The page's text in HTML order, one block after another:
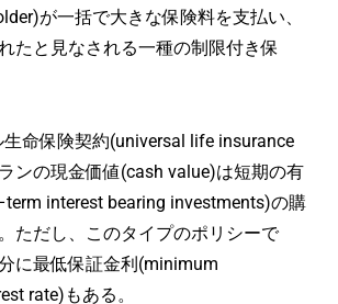
が一括で大きな保険料を支払い、
たと見なされる一種の制限付き保
命保険契約(universal life insurance
ンの現金価値(cash value)は短期の有
interest bearing investments)の購
ただし、このタイプのポリシーで
に最低保証金利(minimum
rate)もある。